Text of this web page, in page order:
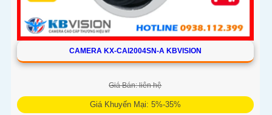
CAMERA KX-CAI2004SN-A KBVISION
Giá Bán: liên hệ
Giá Khuyến Mại: 5%-35%